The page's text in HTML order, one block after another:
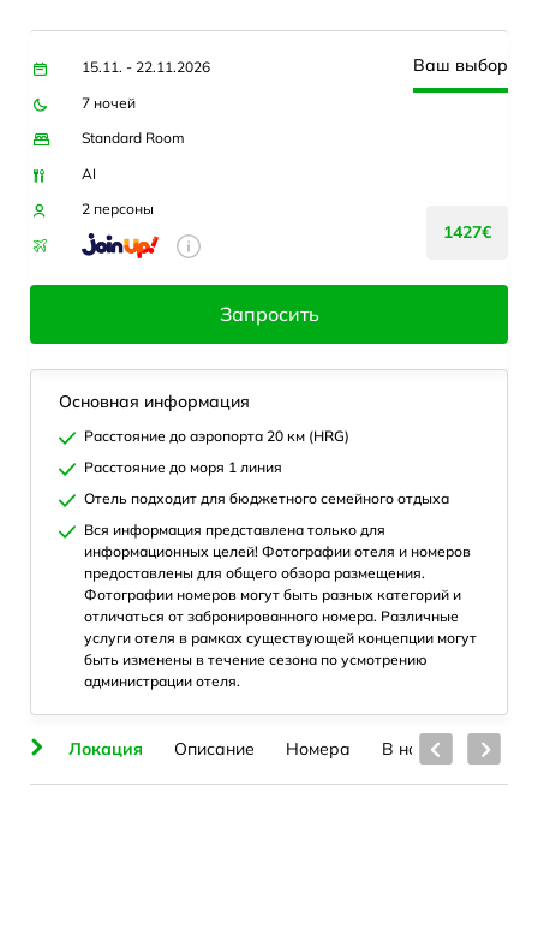
15.11. - 22.11.2026
7 ночей
Standard Room
AI
2 персоны
Ваш выбор
1427€
Запросить
Основная информация
Расстояние до аэропорта 20 км (HRG)
Расстояние до моря 1 линия
Отель подходит для бюджетного семейного отдыха
Вся информация представлена только для
информационных целей! Фотографии отеля и номеров
предоставлены для общего обзора размещения.
Фотографии номеров могут быть разных категорий и
отличаться от забронированного номера. Различные
услуги отеля в рамках существующей концепции могут
быть изменены в течение сезона по усмотрению
администрации отеля.
Локация Описание Номера В номерах